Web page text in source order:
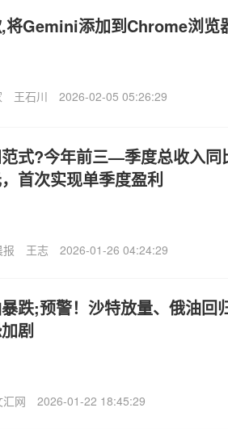
将Gemini添加到Chrome浏览
王石川 2026-02-05 05:26:29
式?今年前三—季度总收入同
首次实现单季度盈利
王志 2026-01-26 04:24:29
跌;预警！沙特放量、俄油回
剧
汇网 2026-01-22 18:45:29